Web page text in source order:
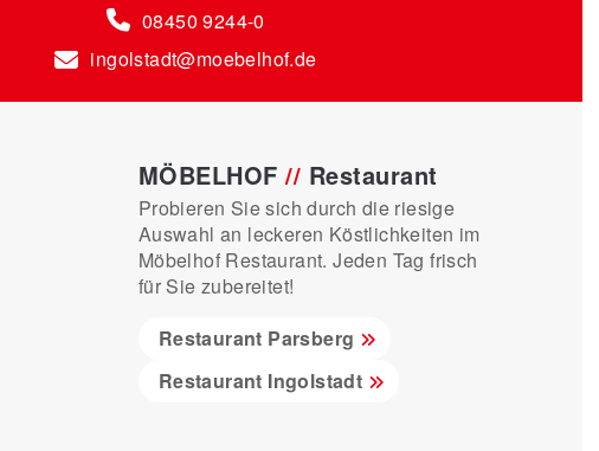
08450 9244-0
ingolstadt@moebelhof.de
MÖBELHOF// Restaurant
Probieren Sie sich durch die riesige
Auswahl an leckeren Köstlichkeiten im
Möbelhof Restaurant. Jeden Tag frisch
für Sie zubereitet!
Restaurant Parsberg
Restaurant Ingolstadt